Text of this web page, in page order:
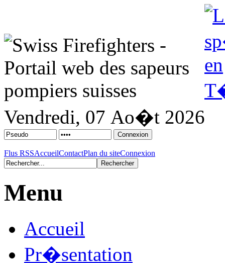
Vendredi, 07 Ao�t 2026
Flus RSSAccueilContactPlan du siteConnexion
Menu
Accueil
Pr�sentation